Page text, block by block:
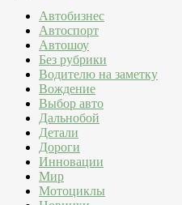
Автобизнес
Автоспорт
Автошоу
Без рубрики
Водителю на заметку
Вождение
Выбор авто
Дальнобой
Детали
Дороги
Инновации
Мир
Мотоциклы